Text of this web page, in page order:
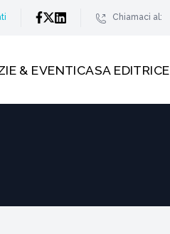
Chiamaci al:
& EVENTICASA EDITRICE